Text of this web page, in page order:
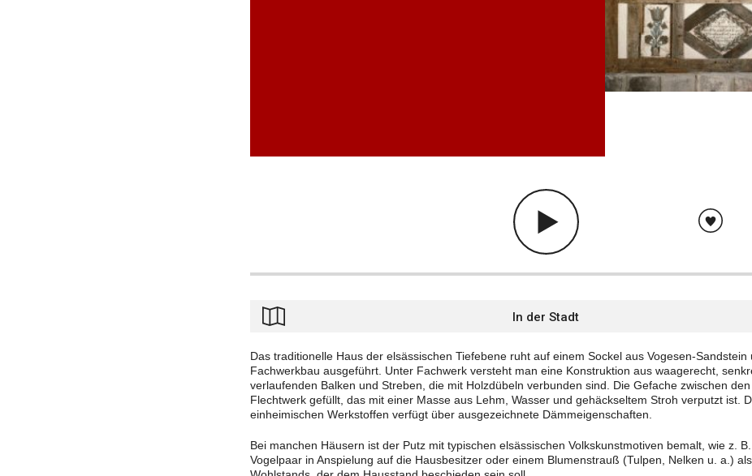
In der Stadt
Das traditionelle Haus der elsässischen Tiefebene ruht auf einem Sockel aus Vogesen-Sandstein
Fachwerkbau ausgeführt. Unter Fachwerk versteht man eine Konstruktion aus waagerecht,
verlaufenden Balken und Streben, die mit Holzdübeln verbunden sind. Die Gefache zwischen
Flechtwerk gefüllt, das mit einer Masse aus Lehm, Wasser und gehäckseltem Stroh verputzt ist.
einheimischen Werkstoffen verfügt über ausgezeichnete Dämmeigenschaften.
Bei manchen Häusern ist der Putz mit typischen elsässischen Volkskunstmotiven bemalt, wie z.
Vogelpaar in Anspielung auf die Hausbesitzer oder einem Blumenstrauß (Tulpen, Nelken u. a.)